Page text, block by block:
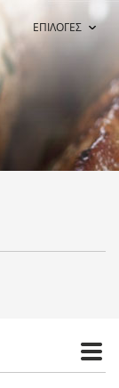
ΕΠΙΛΟΓΕΣ